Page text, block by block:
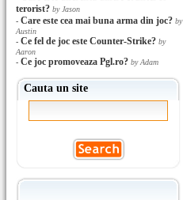
terorist? by Jason
- Care este cea mai buna arma din joc? by
Austin
- Ce fel de joc este Counter-Strike? by
Aaron
- Ce joc promoveaza Pgl.ro? by Adam
Cauta un site